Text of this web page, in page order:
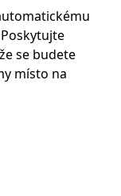
se budete
místo na